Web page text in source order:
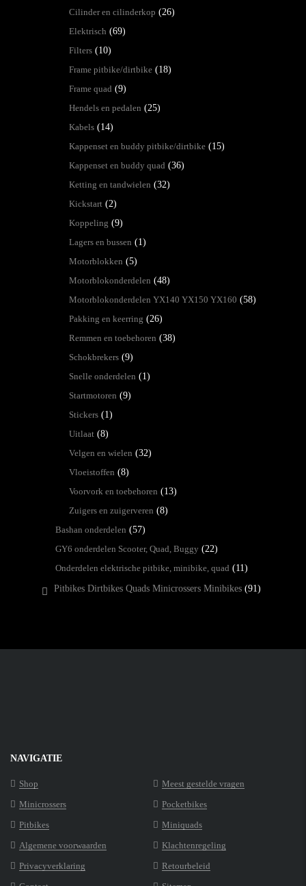
Cilinder en cilinderkop (26)
Elektrisch (69)
Filters (10)
Frame pitbike/dirtbike (18)
Frame quad (9)
Hendels en pedalen (25)
Kabels (14)
Kappenset en buddy pitbike/dirtbike (15)
Kappenset en buddy quad (36)
Ketting en tandwielen (32)
Kickstart (2)
Koppeling (9)
Lagers en bussen (1)
Motorblokken (5)
Motorblokonderdelen (48)
Motorblokonderdelen YX140 YX150 YX160 (58)
Pakking en keerring (26)
Remmen en toebehoren (38)
Schokbrekers (9)
Snelle onderdelen (1)
Startmotoren (9)
Stickers (1)
Uitlaat (8)
Velgen en wielen (32)
Vloeistoffen (8)
Voorvork en toebehoren (13)
Zuigers en zuigerveren (8)
Bashan onderdelen (57)
GY6 onderdelen Scooter, Quad, Buggy (22)
Onderdelen elektrische pitbike, minibike, quad (11)
Pitbikes Dirtbikes Quads Minicrossers Minibikes (91)
NAVIGATIE
Shop
Meest gestelde vragen
Minicrossers
Pocketbikes
Pitbikes
Miniquads
Algemene voorwaarden
Klachtenregeling
Privacyverklaring
Retourbeleid